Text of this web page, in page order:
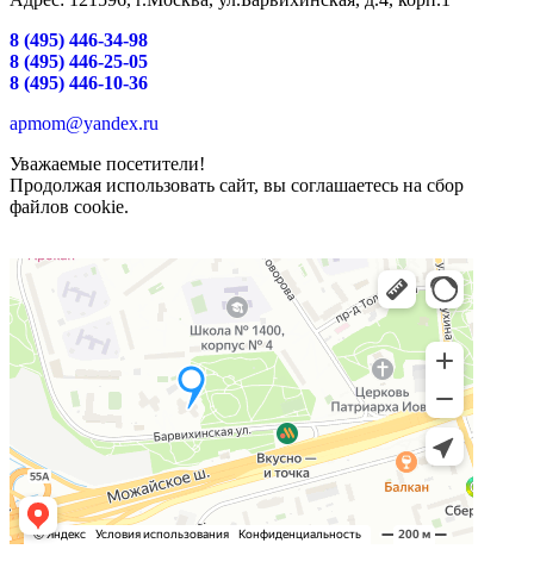
8 (495) 446-34-98
8 (495) 446-25-05
8 (495) 446-10-36
apmom@yandex.ru
Уважаемые посетители!
Продолжая использовать сайт, вы соглашаетесь на сбор
файлов cookie.